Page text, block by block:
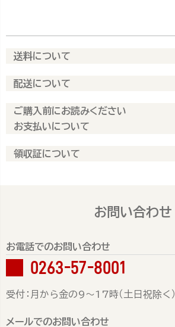
送料について
配送について
ご購入前にお読みください
お支払いについて
領収証について
お問い合わせ
お電話でのお問い合わせ
0263-57-8001
受付：月から金の9～17時（土日祝除く）
メールでのお問い合わせ